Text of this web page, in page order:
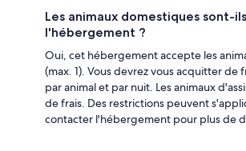
Les animaux domestiques sont-
l'hébergement ?
Oui, cet hébergement accepte les
(max. 1). Vous devrez vous acquitter de
par animal et par nuit. Les animaux
de frais. Des restrictions peuvent
contacter l'hébergement pour plus de